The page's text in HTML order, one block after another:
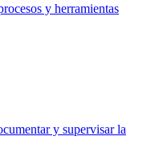
y herramientas
y supervisar la